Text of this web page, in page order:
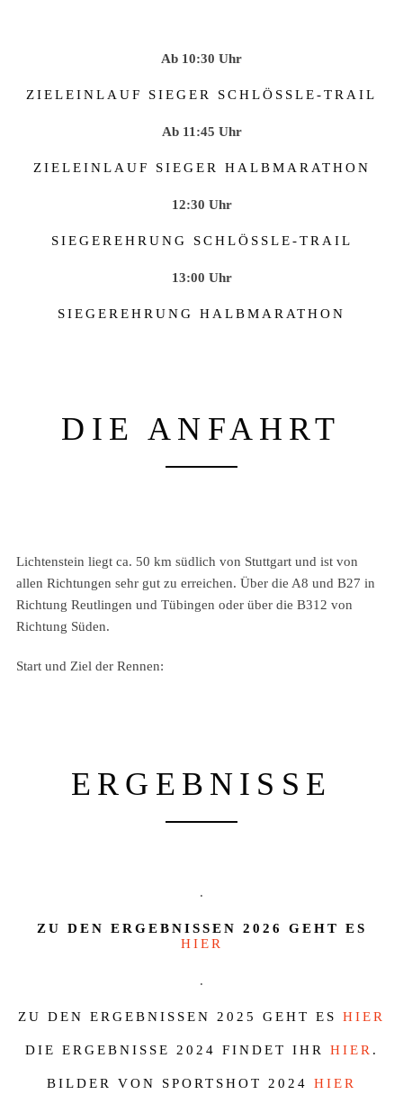
Ab 10:30 Uhr
ZIELEINLAUF SIEGER SCHLÖSSLE-TRAIL
Ab 11:45 Uhr
ZIELEINLAUF SIEGER HALBMARATHON
12:30 Uhr
SIEGEREHRUNG SCHLÖSSLE-TRAIL
13:00 Uhr
SIEGEREHRUNG HALBMARATHON
DIE ANFAHRT
Lichtenstein liegt ca. 50 km südlich von Stuttgart und ist von
allen Richtungen sehr gut zu erreichen. Über die A8 und B27 in
Richtung Reutlingen und Tübingen oder über die B312 von
Richtung Süden.
Start und Ziel der Rennen:
ERGEBNISSE
.
ZU DEN ERGEBNISSEN 2026 GEHT ES
HIER
.
ZU DEN ERGEBNISSEN 2025 GEHT ES HIER
DIE ERGEBNISSE 2024 FINDET IHR HIER .
BILDER VON SPORTSHOT 2024 HIER